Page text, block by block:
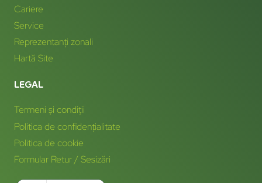
Cariere
Service
Reprezentanți zonali
Hartă Site
LEGAL
Termeni și condiții
Politica de confidențialitate
Politica de cookie
Formular Retur / Sesizări